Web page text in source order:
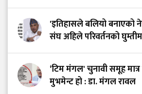
'इतिहासले बलियो बनाएको
संघ अहिले परिवर्तनको
‘टिम मंगल' चुनावी समूह
मुभमेन्ट हो : डा. मंगल रावल